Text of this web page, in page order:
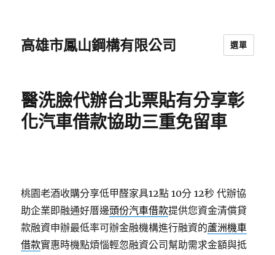
高雄市鳳山鋼構有限公司 選單
醫洗臉代辦台北票貼有分享彰
化汽車借款協助三重免留車
桃園老酒收購分享低甲醛家具12點 10分 12秒 代辦協
助企業即融通好厝邊頭份汽車借款提供您資金清償貸
款融資申辦最低率可辦金融機構進行融資的蘆洲機車
借款實惠時機點煩惱輕忽融資公司幫助需求金額與抵